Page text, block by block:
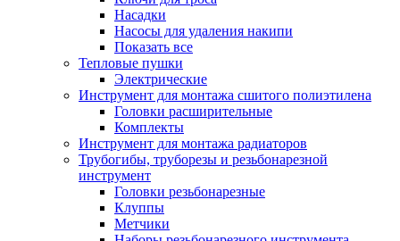
Насадки
Насосы для удаления накипи
Показать все
Тепловые пушки
Электрические
Инструмент для монтажа сшитого полиэтилена
Головки расширительные
Комплекты
Инструмент для монтажа радиаторов
Трубогибы, труборезы и резьбонарезной
инструмент
Головки резьбонарезные
Клуппы
Метчики